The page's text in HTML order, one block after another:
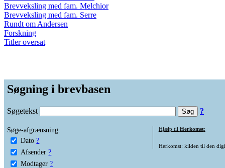
Brevveksling med fam. Melchior
Brevveksling med fam. Serre
Rundt om Andersen
Forskning
Titler oversat
Søgning i brevbasen
Søgetekst ?
Søge-afgrænsning:
Dato ?
Afsender ?
Modtager ?
Hjælp til Herkomst:
Herkomst: kilden til den